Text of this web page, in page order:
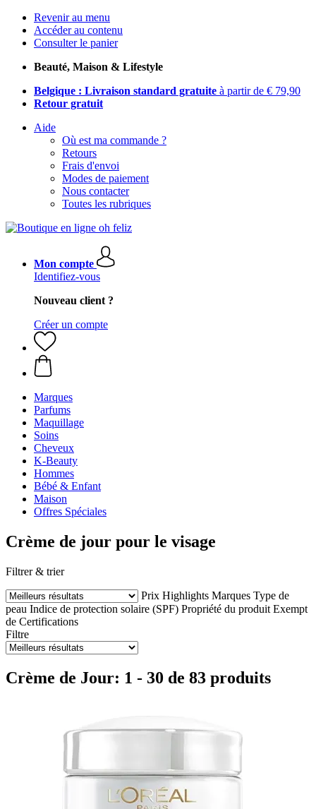
Revenir au menu
Accéder au contenu
Consulter le panier
Beauté, Maison & Lifestyle
Belgique : Livraison standard gratuite à partir de € 79,90
Retour gratuit
Aide
Où est ma commande ?
Retours
Frais d'envoi
Modes de paiement
Nous contacter
Toutes les rubriques
Mon compte
Identifiez-vous
Nouveau client ?
Créer un compte
Marques
Parfums
Maquillage
Soins
Cheveux
K-Beauty
Hommes
Bébé & Enfant
Maison
Offres Spéciales
Crème de jour pour le visage
Filtrer & trier
Prix Highlights Marques Type de
peau Indice de protection solaire (SPF) Propriété du produit Exempt
de Certifications
Filtre
Crème de Jour: 1 - 30 de 83 produits